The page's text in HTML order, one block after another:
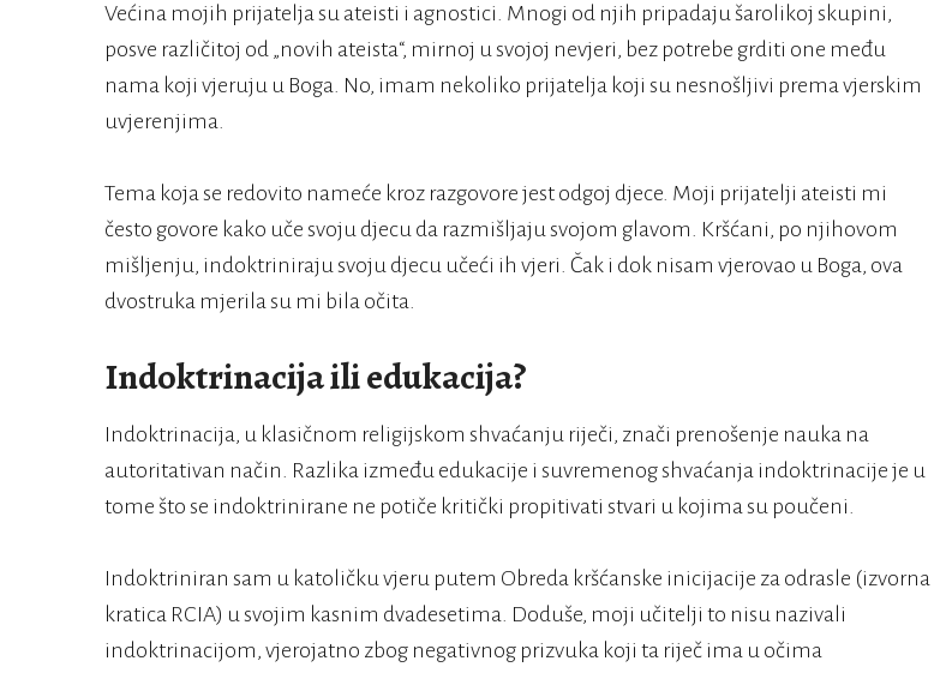
Većina mojih prijatelja su ateisti i agnostici. Mnogi od njih pripadaju šarolikoj skupini,
posve različitoj od „novih ateista“, mirnoj u svojoj nevjeri, bez potrebe grditi one među
nama koji vjeruju u Boga. No, imam nekoliko prijatelja koji su nesnošljivi prema vjerskim
uvjerenjima.
Tema koja se redovito nameće kroz razgovore jest odgoj djece. Moji prijatelji ateisti mi
često govore kako uče svoju djecu da razmišljaju svojom glavom. Kršćani, po njihovom
mišljenju, indoktriniraju svoju djecu učeći ih vjeri. Čak i dok nisam vjerovao u Boga, ova
dvostruka mjerila su mi bila očita.
Indoktrinacija ili edukacija?
Indoktrinacija, u klasičnom religijskom shvaćanju riječi, znači prenošenje nauka na
autoritativan način. Razlika između edukacije i suvremenog shvaćanja indoktrinacije je u
tome što se indoktrinirane ne potiče kritički propitivati stvari u kojima su poučeni.
Indoktriniran sam u katoličku vjeru putem Obreda kršćanske inicijacije za odrasle (izvorna
kratica RCIA) u svojim kasnim dvadesetima. Doduše, moji učitelji to nisu nazivali
indoktrinacijom, vjerojatno zbog negativnog prizvuka koji ta riječ ima u očima